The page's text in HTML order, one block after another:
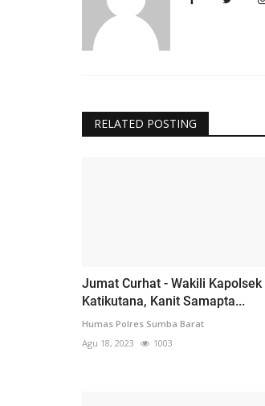
RELATED POSTING
Jumat Curhat - Wakili Kapolsek
Katikutana, Kanit Samapta...
Humas Polres Sumba Barat
Agu 18, 2023
1003